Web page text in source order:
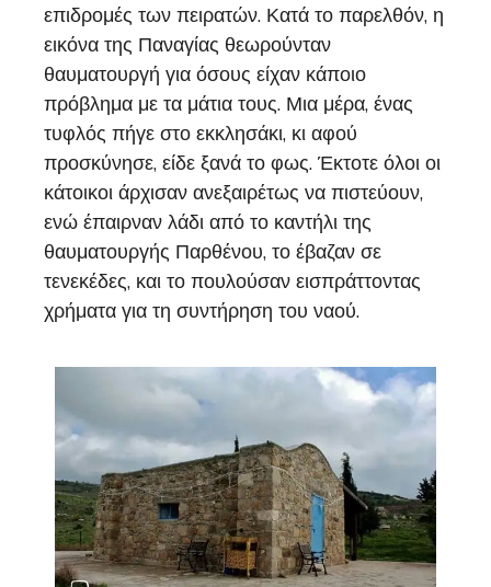
επιδρομές των πειρατών. Κατά το παρελθόν, η
εικόνα της Παναγίας θεωρούνταν
θαυματουργή για όσους είχαν κάποιο
πρόβλημα με τα μάτια τους. Μια μέρα, ένας
τυφλός πήγε στο εκκλησάκι, κι αφού
προσκύνησε, είδε ξανά το φως. Έκτοτε όλοι οι
κάτοικοι άρχισαν ανεξαιρέτως να πιστεύουν,
ενώ έπαιρναν λάδι από το καντήλι της
θαυματουργής Παρθένου, το έβαζαν σε
τενεκέδες, και το πουλούσαν εισπράττοντας
χρήματα για τη συντήρηση του ναού.